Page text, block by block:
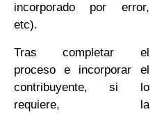
incorporado por error,
etc).
Tras completar el
proceso e incorporar el
contribuyente, si lo
requiere, la